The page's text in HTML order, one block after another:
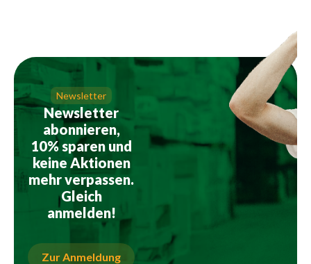
Newsletter
Newsletter
abonnieren,
10% sparen und
keine Aktionen
mehr verpassen.
Gleich
anmelden!
Zur Anmeldung